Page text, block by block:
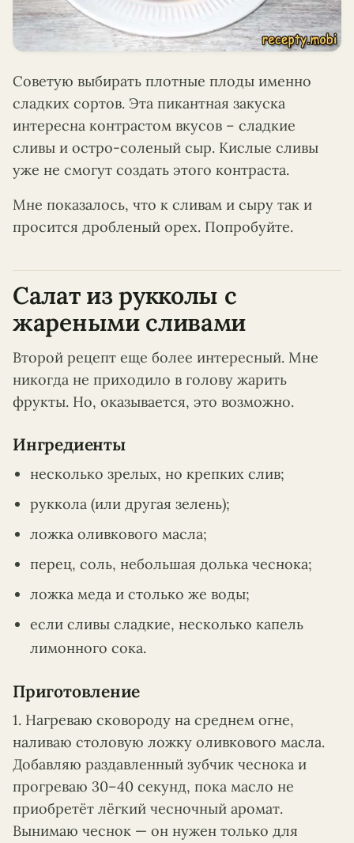
Советую выбирать плотные плоды именно
сладких сортов. Эта пикантная закуска
интересна контрастом вкусов – сладкие
сливы и остро-соленый сыр. Кислые сливы
уже не смогут создать этого контраста.
Мне показалось, что к сливам и сыру так и
просится дробленый орех. Попробуйте.
Салат из рукколы с
жареными сливами
Второй рецепт еще более интересный. Мне
никогда не приходило в голову жарить
фрукты. Но, оказывается, это возможно.
Ингредиенты
несколько зрелых, но крепких слив;
руккола (или другая зелень);
ложка оливкового масла;
перец, соль, небольшая долька чеснока;
ложка меда и столько же воды;
если сливы сладкие, несколько капель
лимонного сока.
Приготовление
1. Нагреваю сковороду на среднем огне,
наливаю столовую ложку оливкового масла.
Добавляю раздавленный зубчик чеснока и
прогреваю 30–40 секунд, пока масло не
приобретёт лёгкий чесночный аромат.
Вынимаю чеснок — он нужен только для